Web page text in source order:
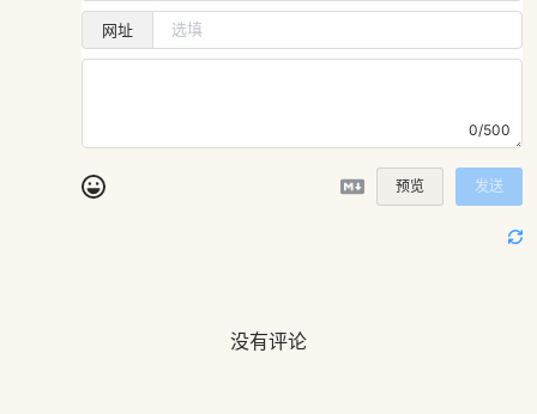
网址
0/500
预览 发送
没有评论